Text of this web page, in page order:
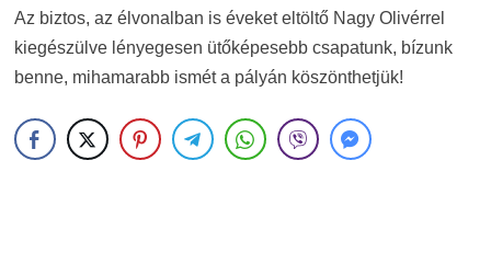
Az biztos, az élvonalban is éveket eltöltő Nagy Olivérrel
kiegészülve lényegesen ütőképesebb csapatunk, bízunk
benne, mihamarabb ismét a pályán köszönthetjük!